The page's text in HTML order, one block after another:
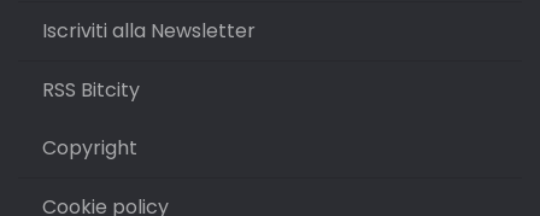
Iscriviti alla Newsletter
RSS Bitcity
Copyright
Cookie policy